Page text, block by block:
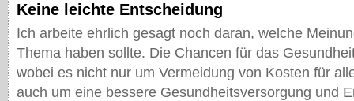
Keine leichte Entscheidung
Ich arbeite ehrlich gesagt noch daran, welche
Thema haben sollte. Die Chancen für das
wobei es nicht nur um Vermeidung von Kosten für
auch um eine bessere Gesundheitsversorgung und